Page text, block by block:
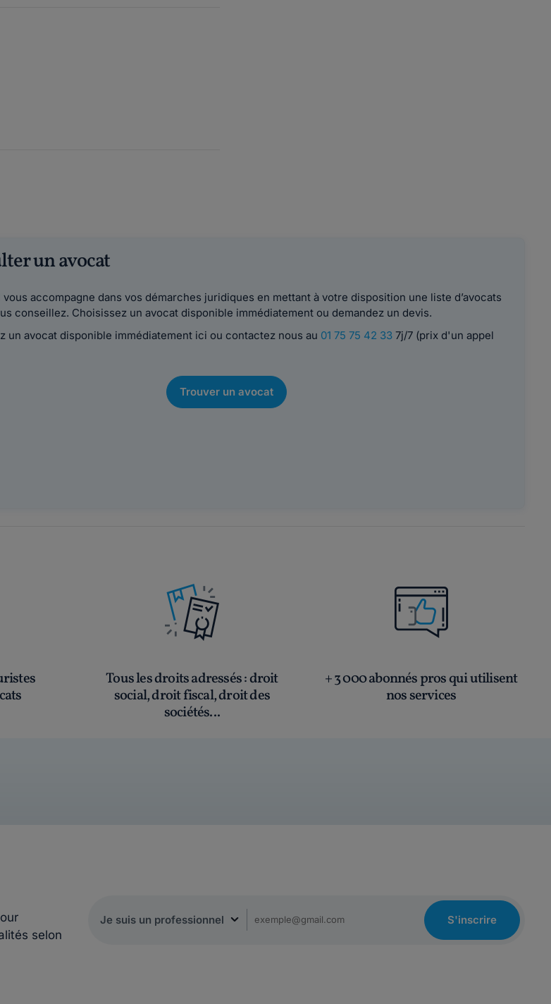
un avocat
accompagne dans vos démarches juridiques en mettant à votre disposition une liste d’avocats
conseillez. Choisissez un avocat disponible immédiatement ou demandez un devis.
un avocat disponible immédiatement ici ou contactez nous au 01 75 75 42 337j/7 (prix d'un appel
Trouver un avocat
Tous les droits adressés: droit
social, droit fiscal, droit des
sociétés...
+ 3 000 abonnés pros qui utilisent
nos services
selon
S'inscrire